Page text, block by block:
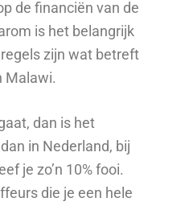
de financiën van de
is het belangrijk
zijn wat betreft
Malawi.
dan is het
in Nederland, bij
je zo’n 10% fooi.
die je een hele